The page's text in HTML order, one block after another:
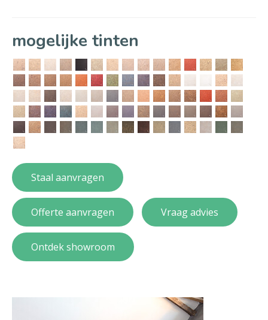
mogelijke tinten
Staal aanvragen
Offerte aanvragen Vraag advies
Ontdek showroom